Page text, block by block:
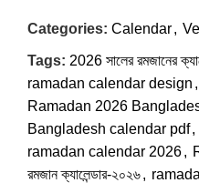
Categories: Calendar,
Tags: 2026 সালের রমজানের
ramadan calendar design ,
Ramadan 2026
Bangladesh calendar pdf,
ramadan calendar 2026,
রমজান ক্যালেন্ডার-২০২৬,